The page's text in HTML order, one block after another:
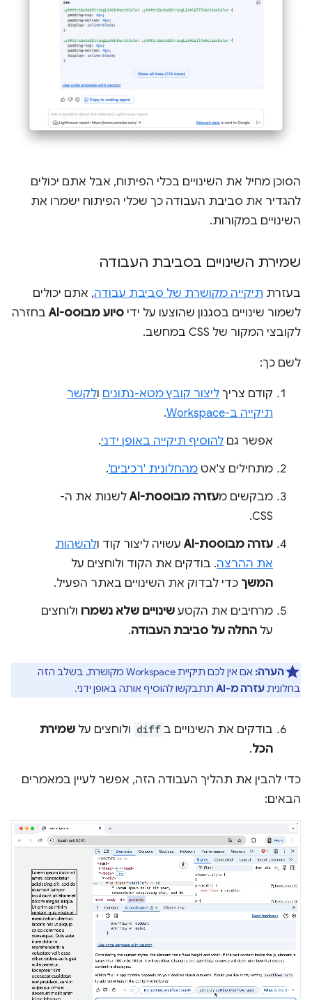
הסוכן מחיל את השינויים בכלי הפיתוח, אבל אתם יכולים
להגדיר את סביבת העבודה כך שכלי הפיתוח ישמרו את
השינויים במקורות.
שמירת השינויים בסביבת העבודה
בעזרת תיקייה מקושרת של סביבת עבודה, אתם יכולים
לשמור שינויים בסגנון שהוצעו על ידי סיוע מבוסס-AI
בחזרה
לקובצי המקור של CSS במחשב.
לשם כך:
קודם צריך ליצור קובץ מטא-נתונים ולקשר
תיקייה ב-Workspace
.
אפשר גם להוסיף תיקייה באופן ידני.
מתחילים צ'אט מהחלונית 'רכיבים'.
מבקשים מעזרה מבוססת-AI
לשנות את ה-
CSS.
עזרה מבוססת-AI
עשויה ליצור קוד ולהשהות
את ההרצה. בודקים את הקוד ולוחצים על
המשך כדי לבדוק את השינויים באתר הפעיל.
מרחיבים את הקטע שינויים שלא נשמרו ולוחצים
על החלה על סביבת העבודה.
הערה:
אם אין לכם תיקיית Workspace מקושרת, בשלב הזה
בחלוניתעזרה מ-AI תתבקשו להוסיף אותה באופן ידני.
בודקים את השינויים ב diff ולוחצים על שמירת
הכל.
כדי להבין את תהליך העבודה הזה, אפשר לעיין במאמרים
הבאים: